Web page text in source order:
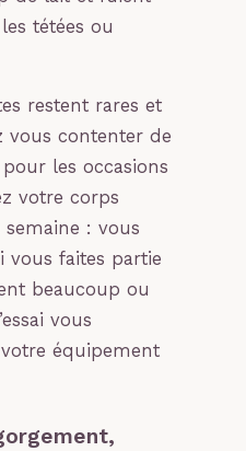
tétées ou
restent rares et
vous contenter de
les occasions
votre corps
: vous
vous faites partie
beaucoup ou
vous
équipement